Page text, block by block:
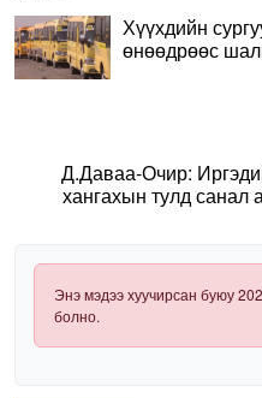
Хүүхдийн
өнөөдрөөс
Д.Даваа-Очир:
хангахын тулд санал
Энэ мэдээ хуучирсан буюу
болно.